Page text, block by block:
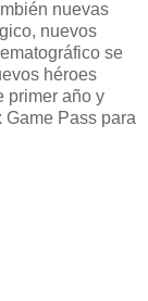
nuevas
nuevos
se
héroes
primer año y
Pass para